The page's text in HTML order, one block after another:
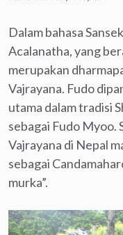
Dalam bahasa
Acalanatha, yang
merupakan
Vajrayana. Fudo
utama dalam tradisi
sebagai Fudo Myoo.
Vajrayana di Nepal
sebagai
murka”.